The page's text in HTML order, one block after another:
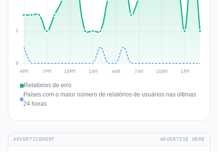
Relatórios de erro
Países com o maior número de relatórios de usuários nas últimas
24 horas
ADVERTISEMENT ADVERTISE HERE